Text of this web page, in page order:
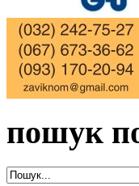
Натурального
на штучний камінь, | Ціни
|
пошук